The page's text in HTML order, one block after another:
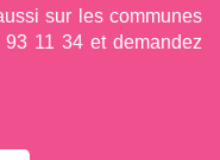
sur les communes
11 34 et demandez